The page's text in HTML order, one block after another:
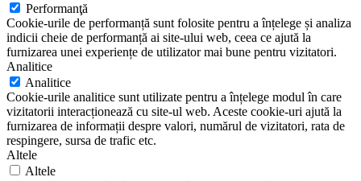
Performanţă
Cookie-urile de performanță sunt folosite pentru a înțelege și analiza
indicii cheie de performanță ai site-ului web, ceea ce ajută la
furnizarea unei experiențe de utilizator mai bune pentru vizitatori.
Analitice
Analitice
Cookie-urile analitice sunt utilizate pentru a înțelege modul în care
vizitatorii interacționează cu site-ul web. Aceste cookie-uri ajută la
furnizarea de informații despre valori, numărul de vizitatori, rata de
respingere, sursa de trafic etc.
Altele
Altele